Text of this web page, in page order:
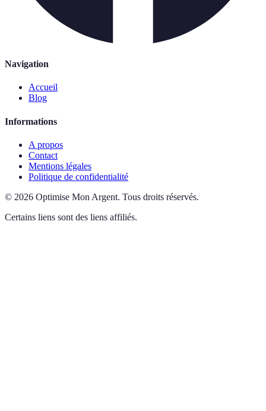
Navigation
Accueil
Blog
Informations
A propos
Contact
Mentions légales
Politique de confidentialité
© 2026 Optimise Mon Argent. Tous droits réservés.
Certains liens sont des liens affiliés.